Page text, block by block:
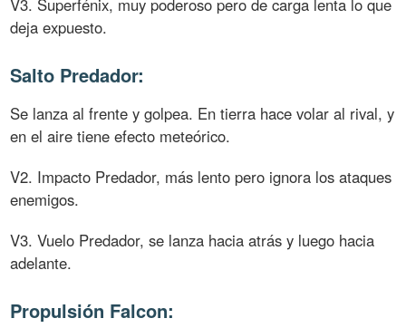
V3. Superfénix, muy poderoso pero de carga lenta lo que
deja expuesto.
Salto Predador:
Se lanza al frente y golpea. En tierra hace volar al rival, y
en el aire tiene efecto meteórico.
V2. Impacto Predador, más lento pero ignora los ataques
enemigos.
V3. Vuelo Predador, se lanza hacia atrás y luego hacia
adelante.
Propulsión Falcon: